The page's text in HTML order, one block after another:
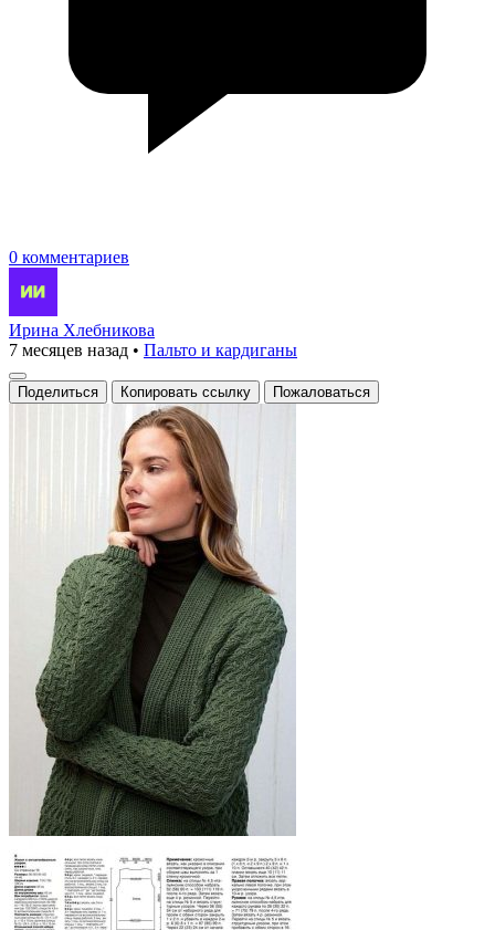
0 комментариев
Ирина Хлебникова
7 месяцев назад • Пальто и кардиганы
Поделиться Копировать ссылку Пожаловаться